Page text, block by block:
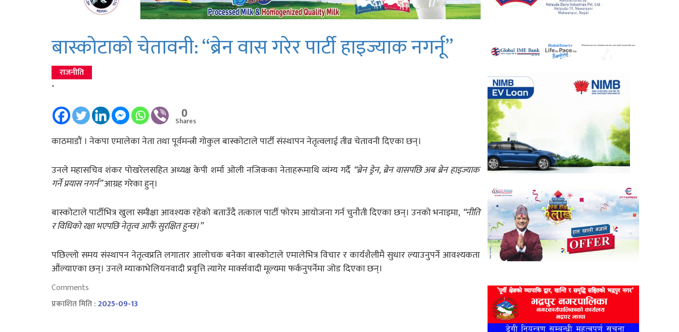
बास्कोटाको चेतावनी: “ब्रेन वास गरेर पार्टी हाइज्याक नगर्नू”
राजनीति
-
0
Shares
काठमाडौं । नेकपा एमालेका नेता तथा पूर्वमन्त्री गोकुल बास्कोटाले पार्टी संस्थापन नेतृत्वलाई तीव्र चेतावनी दिएका छन्।
उनले महासचिव शंकर पोखरेलसहित अध्यक्ष केपी शर्मा ओली नजिकका नेताहरूमाथि व्यंग्य गर्दै “ब्रेन ड्रेन, ब्रेन वासपछि अब ब्रेन हाइज्याक
गर्ने प्रयास नगर्न”आग्रह गरेका हुन्।
बास्कोटाले पार्टीभित्र खुला समीक्षा आवश्यक रहेको बताउँदै तत्काल पार्टी फोरम आयोजना गर्न चुनौती दिएका छन्। उनको भनाइमा, “नीति
र विधिको रक्षा भएपछि नेतृत्व आफैं सुरक्षित हुन्छ।”
पछिल्लो समय संस्थापन नेतृत्वप्रति लगातार आलोचक बनेका बास्कोटाले एमालेभित्र विचार र कार्यशैलीमै सुधार ल्याउनुपर्ने आवश्यकता
औंल्याएका छन्। उनले म्याकाभेलियनवादी प्रवृत्ति त्यागेर मार्क्सवादी मूल्यमा फर्कनुपर्नेमा जोड दिएका छन्।
Comments
प्रकाशित मिति :2025-09-13